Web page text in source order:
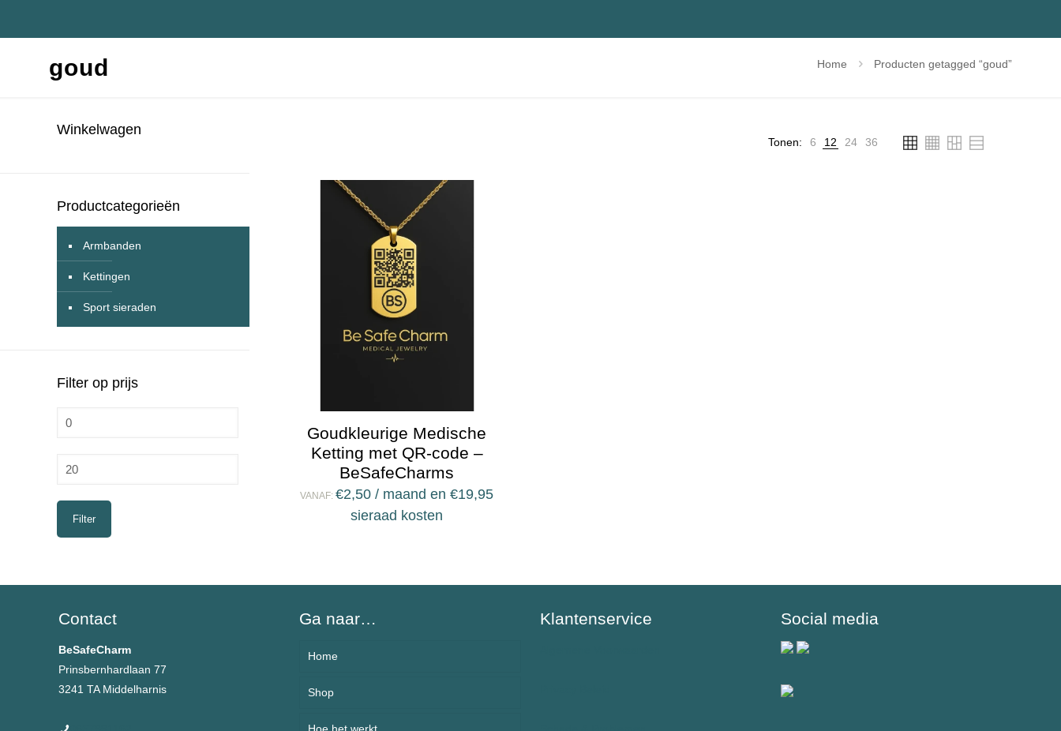
goud Home Producten getagged “goud”
Tonen: 6 12 24 36
Goudkleurige Medische
Ketting met QR-code –
BeSafeCharms
VANAF:€2,50 / maand en€19,95
sieraad kosten
Winkelwagen
Productcategorieën
Armbanden
Kettingen
Sport sieraden
Filter op prijs
Min.
Max.
Filter
Contact
BeSafeCharm
Prinsbernhardlaan 77
3241 TA Middelharnis
Ga naar…
Home
Over BeSafeCharm – ons verhaal
Shop
Klantenservice Social media